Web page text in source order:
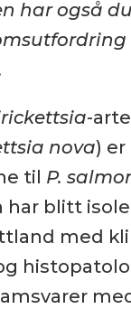
har også
-
nova) er
til P.
har blitt
med